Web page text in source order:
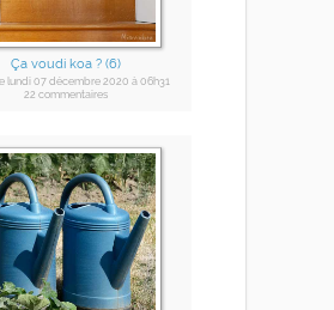
Ça voudi koa ? (6)
lundi 07 décembre 2020 à 06h31
22 commentaires